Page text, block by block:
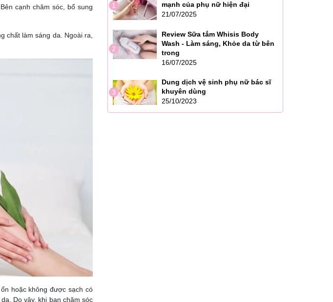
cạnh chăm sóc, bổ sung
chất làm sáng da. Ngoài ra,
hoặc không được sạch có
Do vậy, khi bạn chăm sóc
1
mạnh của phụ nữ hiện đại
21/07/2025
2
Review Sữa tắm Whisis Body
Wash - Làm sáng, Khỏe da từ bên
trong
16/07/2025
3
Dung dịch vệ sinh phụ nữ bác sĩ
khuyên dùng
25/10/2023